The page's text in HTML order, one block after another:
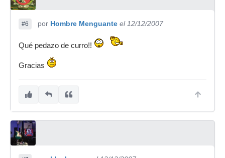
#6 por Hombre Menguante el 12/12/2007
Qué pedazo de curro!!
Gracias